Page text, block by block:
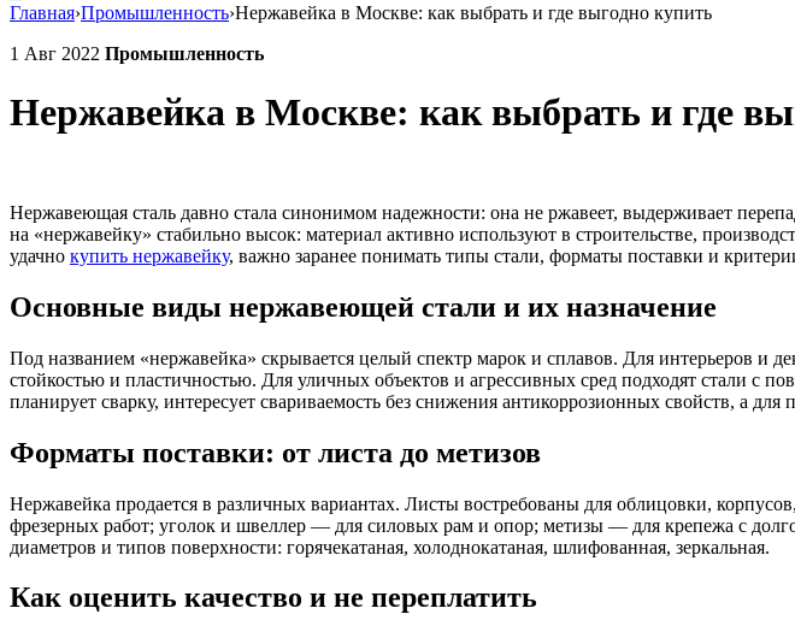
Главная›Промышленность›Нержавейка в Москве: как выбрать и где выгодно купить
1 Авг 2022 Промышленность
Нержавейка в Москве: как выбрать и где
Нержавеющая сталь давно стала синонимом надежности: она не ржавеет, выдерживает
на «нержавейку» стабильно высок: материал активно используют в строительстве,
удачно купить нержавейку, важно заранее понимать типы стали, форматы поставки и
Основные виды нержавеющей стали и их назначение
Под названием «нержавейка» скрывается целый спектр марок и сплавов. Для интерьеров и
стойкостью и пластичностью. Для уличных объектов и агрессивных сред подходят стали
планирует сварку, интересует свариваемость без снижения антикоррозионных свойств, а
Форматы поставки: от листа до метизов
Нержавейка продается в различных вариантах. Листы востребованы для облицовки,
фрезерных работ; уголок и швеллер — для силовых рам и опор; метизы — для крепежа с
диаметров и типов поверхности: горячекатаная, холоднокатаная, шлифованная, зеркальная.
Как оценить качество и не переплатить